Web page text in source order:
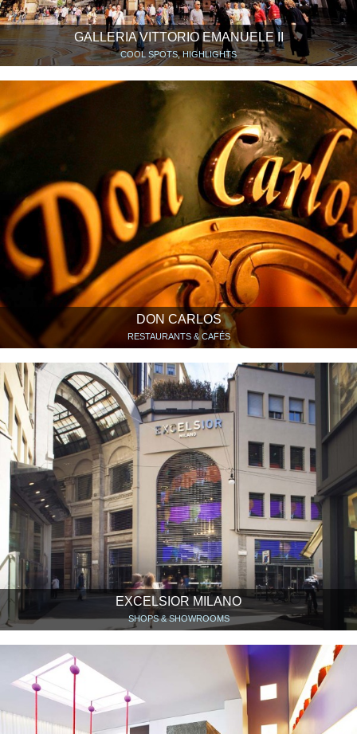
GALLERIA VITTORIO EMANUELE II
COOL SPOTS, HIGHLIGHTS
DON CARLOS
RESTAURANTS & CAFÉS
EXCELSIOR MILANO
SHOPS & SHOWROOMS